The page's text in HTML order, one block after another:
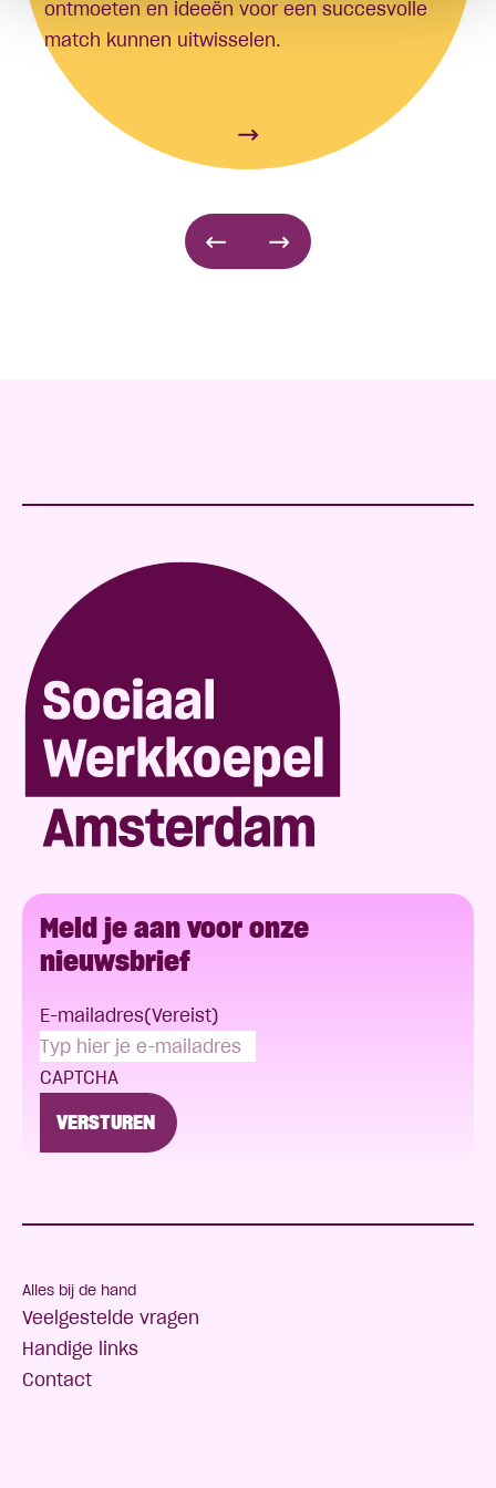
ontmoeten en ideeën voor een succesvolle
match kunnen uitwisselen.
Meld je aan voor onze
nieuwsbrief
E-mailadres(Vereist)
CAPTCHA
Alles bij de hand
Veelgestelde vragen
Handige links
Contact